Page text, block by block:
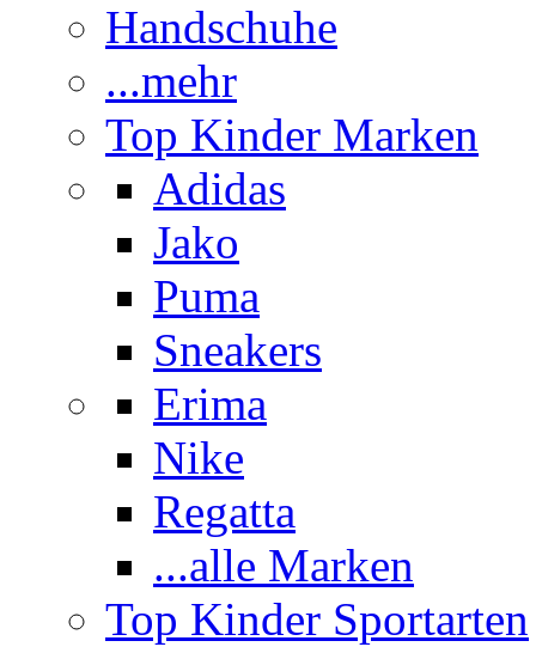
Handschuhe
...mehr
Top Kinder Marken
Adidas
Jako
Puma
Sneakers
Erima
Nike
Regatta
...alle Marken
Top Kinder Sportarten